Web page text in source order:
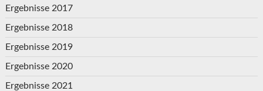
Ergebnisse 2017
Ergebnisse 2018
Ergebnisse 2019
Ergebnisse 2020
Ergebnisse 2021